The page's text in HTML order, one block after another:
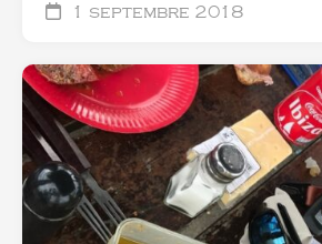
1 septembre 2018